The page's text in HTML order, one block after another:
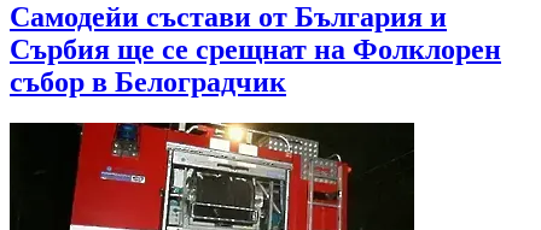
Самодейи състави от България и
Сърбия ще се срещнат на Фолклорен
събор в Белоградчик